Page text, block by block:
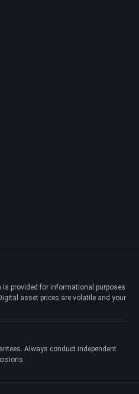
provided for informational purposes
asset prices are volatile and your
Always conduct independent